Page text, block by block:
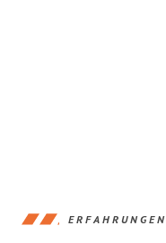
ERFAHRUNGEN